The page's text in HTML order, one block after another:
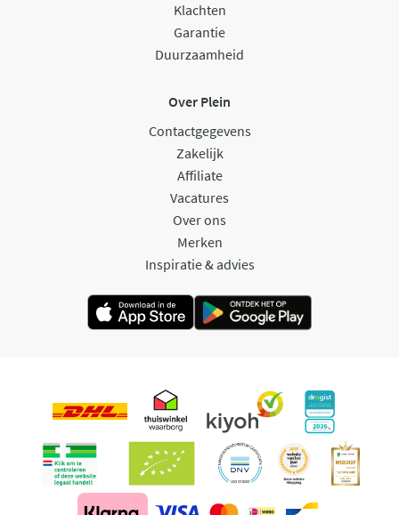
Klachten
Garantie
Duurzaamheid
Over Plein
Contactgegevens
Zakelijk
Affiliate
Vacatures
Over ons
Merken
Inspiratie & advies